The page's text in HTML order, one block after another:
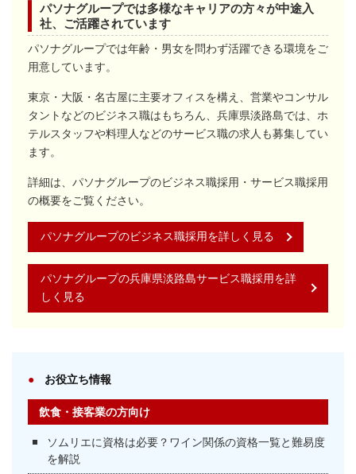
パソナグループでは多様なキャリアの方々が中途入
社、ご活躍されています
パソナグループでは年齢・男女を問わず活躍できる環境をご
用意しています。
東京・大阪・名古屋に主要オフィスを構え、営業やコンサル
タントなどのビジネス職はもちろん、兵庫県淡路島では、ホ
テルスタッフや料理人などのサービス職の求人も募集してい
ます。
詳細は、パソナグループのビジネス職採用・サービス職採用
の概要をご覧ください。
パソナグループのビジネス職採用を詳しく見る
パソナグループの兵庫県淡路島サービス職採用を詳
しく見る
お役立ち情報
飲食・接客業の方向け
ソムリエに資格は必要？ワイン関係の資格一覧と難易度
を解説